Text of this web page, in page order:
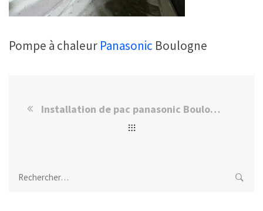
Pompe à chaleur Panasonic Boulogne
Installation de pac panasonic Boulogne-Billancourt
Rechercher :